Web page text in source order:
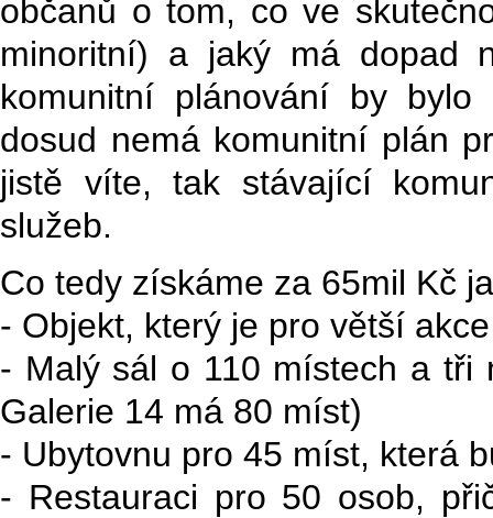
občanů o tom, co ve
minoritní) a jaký má dopad
komunitní plánování by
dosud nemá komunitní plán
jistě víte, tak stávající
služeb.
Co tedy získáme za 65mil Kč
- Objekt, který je pro větší
- Malý sál o 110 místech a tři
Galerie 14 má 80 míst)
- Ubytovnu pro 45 míst, která
- Restauraci pro 50 osob,